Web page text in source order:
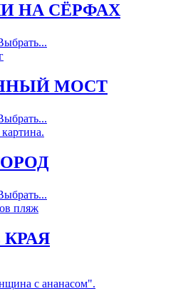
НА СЁРФАХ
МОСТ